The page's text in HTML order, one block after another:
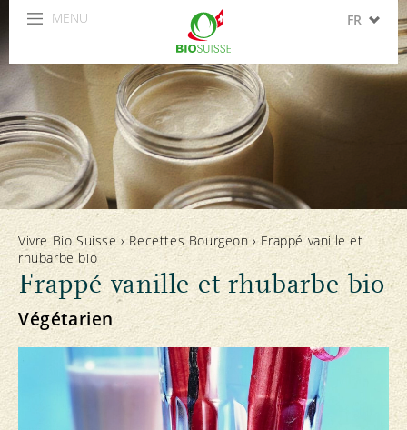
MENU FR
ES
Vivre Bio Suisse › Recettes Bourgeon› Frappé vanille et
rhubarbe bio
Frappé vanille et rhubarbe bio
Végétarien